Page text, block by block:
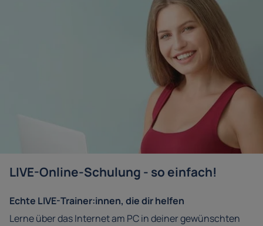
LIVE-Online-Schulung - so einfach!
Echte LIVE-Trainer:innen, die dir helfen
Lerne über das Internet am PC in deiner gewünschten